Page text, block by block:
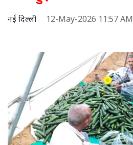
नई दिल्ली 12-May-2026 11:57 AM